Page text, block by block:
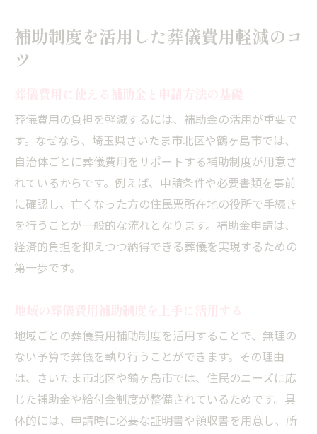
補助制度を活用した葬儀費用軽減のコ
ツ
葬儀費用の負担を軽減するには、補助金の活用が重要で
す。なぜなら、埼玉県さいたま市北区や鶴ヶ島市では、
自治体ごとに葬儀費用をサポートする補助制度が用意さ
れているからです。例えば、申請条件や必要書類を事前
に確認し、亡くなった方の住民票所在地の役所で手続き
を行うことが一般的な流れとなります。補助金申請は、
経済的負担を抑えつつ納得できる葬儀を実現するための
第一歩です。
地域ごとの葬儀費用補助制度を活用することで、無理の
ない予算で葬儀を執り行うことができます。その理由
は、さいたま市北区や鶴ヶ島市では、住民のニーズに応
じた補助金や給付金制度が整備されているためです。具
体的には、申請時に必要な証明書や領収書を用意し、所